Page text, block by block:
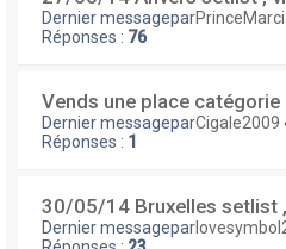
Dernier messagepar
Réponses : 76
Vends une place
Dernier messageparCigale2009
Réponses : 1
30/05/14 Bruxelles setlist
Dernier messagepar